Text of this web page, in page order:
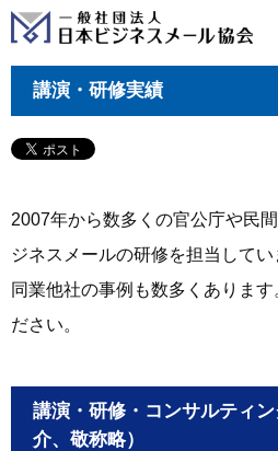
講演・研修実績
2007年から数多くの官公庁や民
ジネスメールの研修を担当してい
同業他社の事例も数多くありま
ださい。
講演・研修・コンサルティ
介、敬称略）